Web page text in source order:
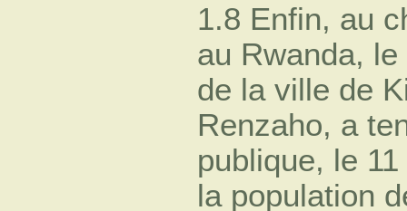
1.8 Enfin, au
au Rwanda, le
de la ville de
Renzaho, a
publique, le
la population